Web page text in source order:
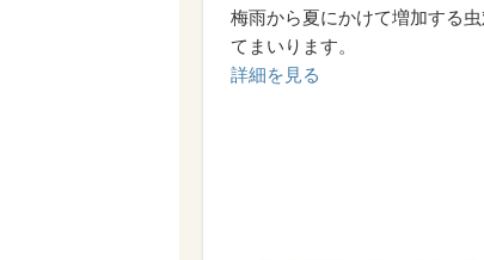
梅雨から夏にかけて増加する
てまいります。
詳細を見る